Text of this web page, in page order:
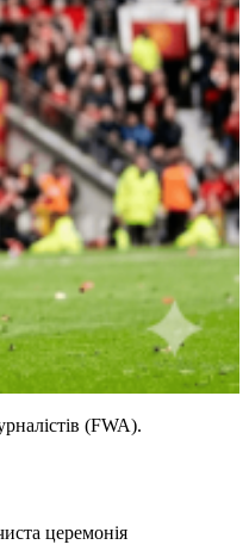
(FWA).
церемонія